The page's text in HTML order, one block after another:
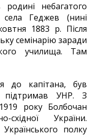
небагатого
Геджев (нині
1883 р. Після
семінарію заради
училища. Там
до капітана, був
підтримав УНР. З
року Болбочан
східної України.
полку